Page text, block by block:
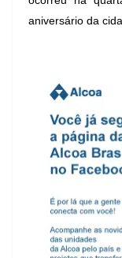
aniversário da